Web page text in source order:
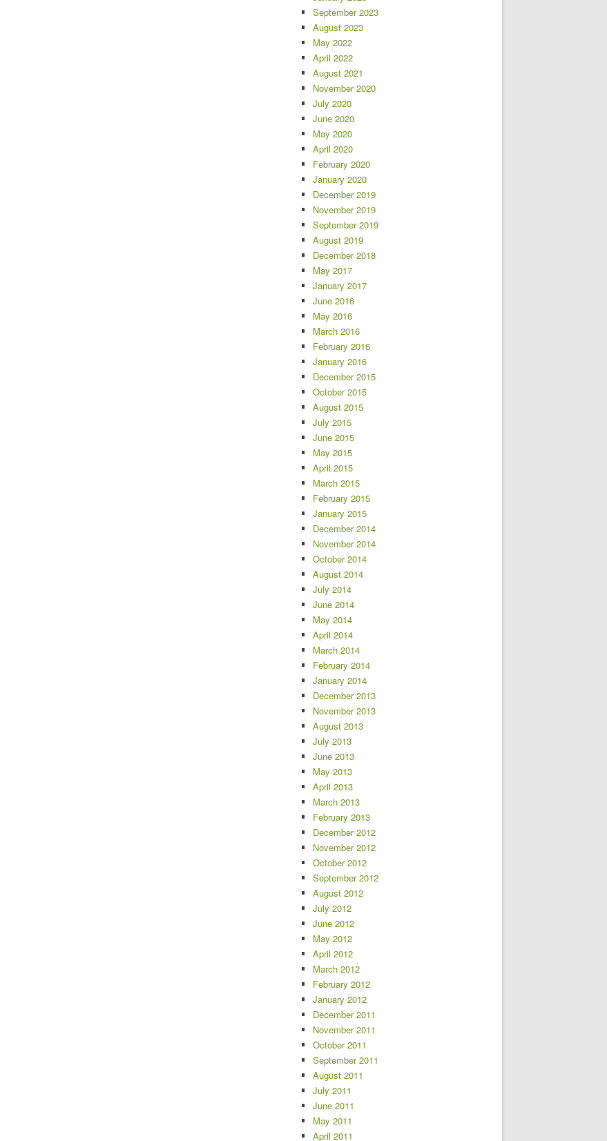
September 2023
August 2023
May 2022
April 2022
August 2021
November 2020
July 2020
June 2020
May 2020
April 2020
February 2020
January 2020
December 2019
November 2019
September 2019
August 2019
December 2018
May 2017
January 2017
June 2016
May 2016
March 2016
February 2016
January 2016
December 2015
October 2015
August 2015
July 2015
June 2015
May 2015
April 2015
March 2015
February 2015
January 2015
December 2014
November 2014
October 2014
August 2014
July 2014
June 2014
May 2014
April 2014
March 2014
February 2014
January 2014
December 2013
November 2013
August 2013
July 2013
June 2013
May 2013
April 2013
March 2013
February 2013
December 2012
November 2012
October 2012
September 2012
August 2012
July 2012
June 2012
May 2012
April 2012
March 2012
February 2012
January 2012
December 2011
November 2011
October 2011
September 2011
August 2011
July 2011
June 2011
May 2011
April 2011